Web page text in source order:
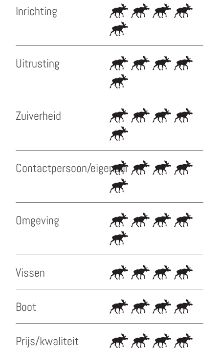
Inrichting
Uitrusting
Zuiverheid
Contactpersoon/eigenaar
Omgeving
Vissen
Boot
Prijs/kwaliteit